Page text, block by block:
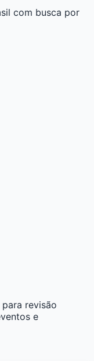
com busca por
revisão
e